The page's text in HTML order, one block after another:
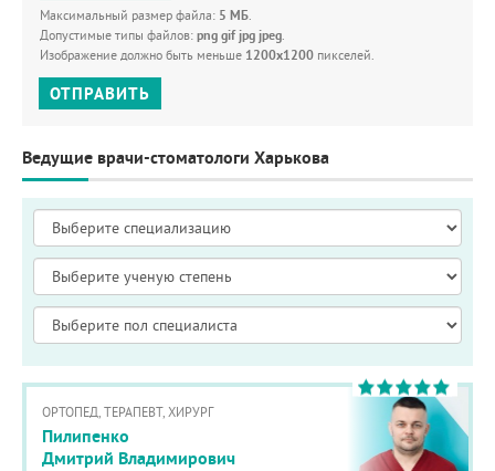
Максимальный размер файла: 5 МБ.
Допустимые типы файлов: png gif jpg jpeg.
Изображение должно быть меньше 1200x1200 пикселей.
ОТПРАВИТЬ
Ведущие врачи-стоматологи Харькова
ОРТОПЕД, ТЕРАПЕВТ, ХИРУРГ
Пилипенко
Дмитрий Владимирович